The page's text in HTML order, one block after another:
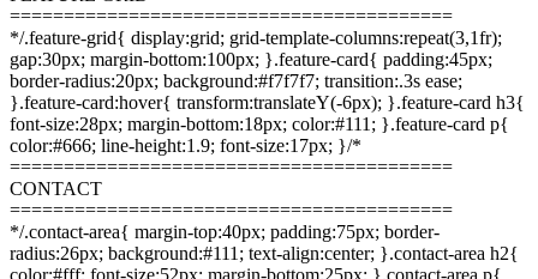
=========================================
*/.feature-grid{ display:grid; grid-template-columns:repeat(3,1fr);
gap:30px; margin-bottom:100px; }.feature-card{ padding:45px;
border-radius:20px; background:#f7f7f7; transition:.3s ease;
}.feature-card:hover{ transform:translateY(-6px); }.feature-card h3{
font-size:28px; margin-bottom:18px; color:#111; }.feature-card p{
color:#666; line-height:1.9; font-size:17px; }/*
=========================================
CONTACT
=========================================
*/.contact-area{ margin-top:40px; padding:75px; border-
radius:26px; background:#111; text-align:center; }.contact-area h2{
color:#fff; font-size:52px; margin-bottom:25px; }.contact-area p{